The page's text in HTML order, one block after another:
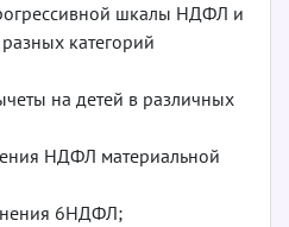
шкалы НДФЛ и
категорий
на детей в различных
НДФЛ материальной
6­НДФЛ;